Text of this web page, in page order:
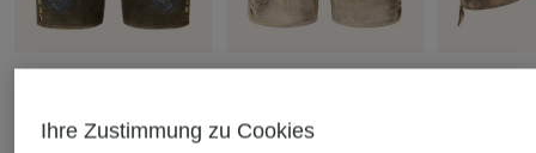
HIRSCHER
LENGGRIES
Spieth & Wensky
ENGEN
BECKERT
Ihre Zustimmung zu Cookies